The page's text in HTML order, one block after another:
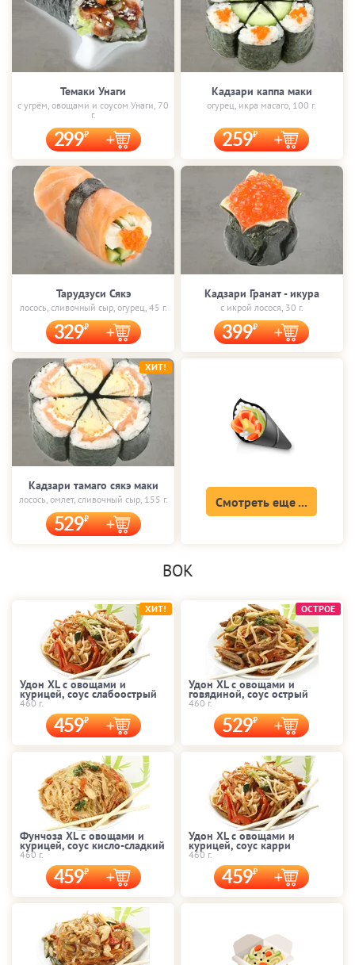
Темаки Унаги
с угрём, овощами и соусом Унаги, 70
г.
299
Кадзари каппа маки
огурец, икра масаго, 100 г.
259
Тарудзуси Сякэ
лосось, сливочный сыр, огурец, 45 г.
329
Кадзари Гранат - икура
с икрой лосося, 30 г.
399
Кадзари тамаго сякэ маки
лосось, омлет, сливочный сыр, 155 г.
529
ХИТ!
Смотреть еще ...
ВОК
Удон XL с овощами и
курицей, соус слабоострый
460 г.
459
ХИТ!
Удон XL с овощами и
говядиной, соус острый
460 г.
529
ОСТРОЕ
Фунчоза XL с овощами и
курицей, соус кисло-сладкий
460 г.
459
Удон XL с овощами и
курицей, соус карри
460 г.
459